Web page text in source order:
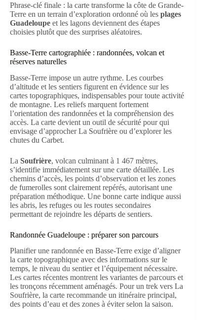
Phrase-clé finale : la carte transforme la côte de Grande-
Terre en un terrain d’exploration ordonné où les plages
Guadeloupe et les lagons deviennent des étapes
choisies plutôt que des surprises aléatoires.
Basse-Terre cartographiée : randonnées, volcan et
réserves naturelles
Basse-Terre impose un autre rythme. Les courbes
d’altitude et les sentiers figurent en évidence sur les
cartes topographiques, indispensables pour toute activité
de montagne. Les reliefs marquent fortement
l’orientation des randonnées et la compréhension des
accès. La carte devient un outil de sécurité pour qui
envisage d’approcher La Soufrière ou d’explorer les
chutes du Carbet.
La Soufrière, volcan culminant à 1 467 mètres,
s’identifie immédiatement sur une carte détaillée. Les
chemins d’accès, les points d’observation et les zones
de fumerolles sont clairement repérés, autorisant une
préparation méthodique. Une bonne carte indique aussi
les abris, les refuges ou les routes secondaires
permettant de rejoindre les départs de sentiers.
Randonnée Guadeloupe : préparer son parcours
Planifier une randonnée en Basse-Terre exige d’aligner
la carte topographique avec des informations sur le
temps, le niveau du sentier et l’équipement nécessaire.
Les cartes récentes montrent les variantes de parcours et
les tronçons récemment aménagés. Pour un trek vers La
Soufrière, la carte recommande un itinéraire principal,
des points d’eau et des zones à éviter selon la saison.